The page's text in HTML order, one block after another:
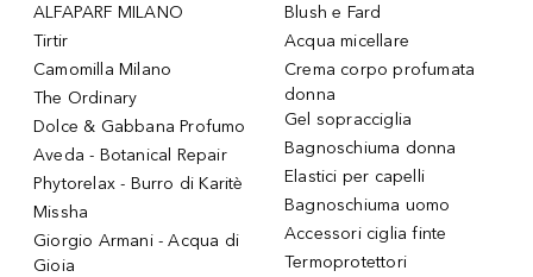
ALFAPARF MILANO
Tirtir
Camomilla Milano
The Ordinary
Dolce & Gabbana Profumo
Aveda - Botanical Repair
Phytorelax - Burro di Karitè
Missha
Giorgio Armani - Acqua di
Gioia
Blush e Fard
Acqua micellare
Crema corpo profumata
donna
Gel sopracciglia
Bagnoschiuma donna
Elastici per capelli
Bagnoschiuma uomo
Accessori ciglia finte
Termoprotettori